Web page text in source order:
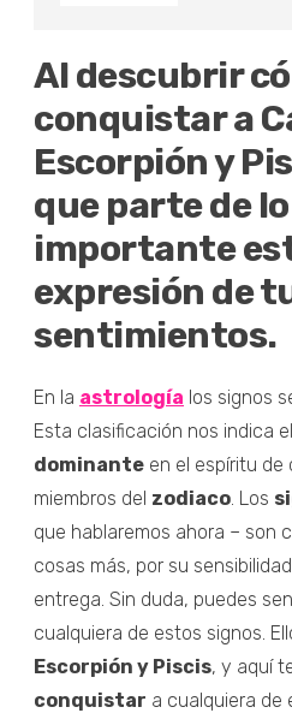
Al descubrir
conquistar a
Escorpión y
que parte de
importante
expresión de
sentimientos.
En la astrología los signos
Esta clasificación nos indica
dominante en el espíritu de
miembros del zodiaco . Los
que hablaremos ahora – son
cosas más, por su
entrega. Sin duda, puedes
cualquiera de estos signos.
Escorpión y Piscis, y aquí
conquistar a cualquiera de